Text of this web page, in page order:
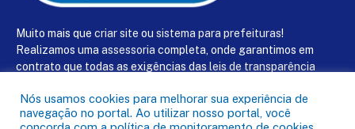
Muito mais que criar site ou sistema para prefeituras!
Realizamos uma assessoria completa, onde garantimos em
contrato que todas as exigências das leis de transparência
Conheça oPNTPe oRadar da Transparência Pública
Nós usamos cookies para melhorar sua experiência de
navegação no portal. Ao utilizar nosso portal, você